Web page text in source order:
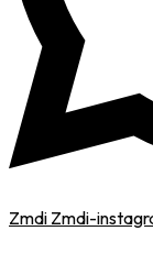
Zmdi Zmdi-